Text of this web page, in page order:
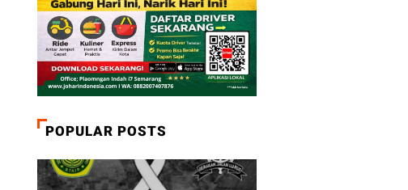
POPULAR POSTS